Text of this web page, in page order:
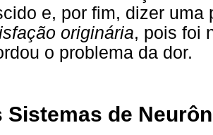
e, por fim, dizer
originária, pois foi
o problema da dor.
Sistemas de